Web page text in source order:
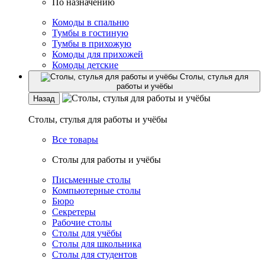
По назначению
Комоды в спальню
Тумбы в гостиную
Тумбы в прихожую
Комоды для прихожей
Комоды детские
Столы, стулья для
работы и учёбы
Назад
Столы, стулья для работы и учёбы
Все товары
Столы для работы и учёбы
Письменные столы
Компьютерные столы
Бюро
Секретеры
Рабочие столы
Столы для учёбы
Столы для школьника
Столы для студентов